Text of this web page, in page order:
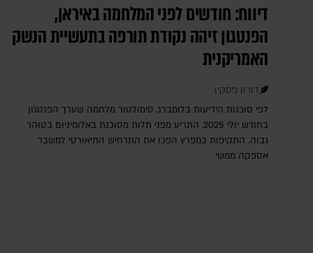
דיווח: חודשים לפני המלחמה באיראן,
הפנטגון זיהה נקודת תורפה בתעשיית הנשק
האמריקנית
דורון פסקין
לפי סוכנות הידיעות בלומברג, סימולטור מלחמה שערך הפנטגון
בחודש יולי 2025, התריע מפני תלות מסוכנת באלומיניום בטוהר
גבוה. התקיפות במפרץ הפכו את התרחיש התיאורטי למשבר
אספקה ממשי